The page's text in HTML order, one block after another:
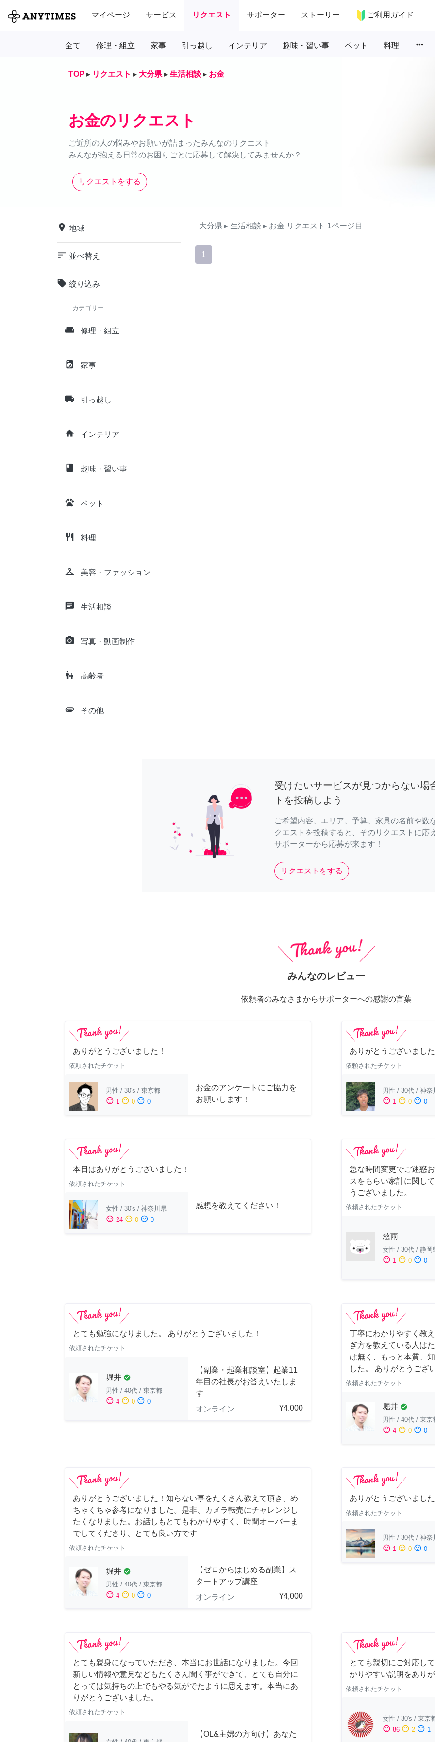
マイページ サービス リクエスト サポーター ストーリー ご利用ガイド
全て 修理・組立 家事 引っ越し インテリア 趣味・習い事 ペット 料理 more_horiz
TOP ▸ リクエスト ▸ 大分県 ▸ 生活相談 ▸ お金
お金のリクエスト
ご近所の人の悩みやお願いが詰まったみんなのリクエスト
みんなが抱える日常のお困りごとに応募して解決してみませんか？
リクエストをする
place 地域
sort 並べ替え
local_offer 絞り込み
カテゴリー
weekend 修理・組立
local_laundry_service 家事
local_shipping 引っ越し
home インテリア
class 趣味・習い事
pets ペット
restaurant 料理
checkroom 美容・ファッション
chat 生活相談
camera_alt 写真・動画制作
escalator_warning 高齢者
attachment その他
大分県 ▸ 生活相談 ▸ お金 リクエスト 1ページ目
1
受けたいサービスが見つからない場
トを投稿しよう
ご希望内容、エリア、予算、家具の名前や数
クエストを投稿すると、そのリクエストに応
サポーターから応募が来ます！
リクエストをする
みんなのレビュー
依頼者のみなさまからサポーターへの感謝の言葉
ありがとうございました！
依頼されたチケット
男性 / 30's / 東京都
sentiment_satisfied 1 sentiment_neutral 0 sentiment_dissatisfied 0
お金のアンケートにご協力を
お願いします！
ありがとうございました
依頼されたチケット
男性 / 30代 / 神奈
sentiment_satisfied 1 sentiment_neutral 0 sentiment_dissatisfied 0
本日はありがとうございました！
依頼されたチケット
女性 / 30's / 神奈川県
sentiment_satisfied 24 sentiment_neutral 0 sentiment_dissatisfied 0
感想を教えてください！
急な時間変更でご迷惑
スをもらい家計に関し
うございました。
依頼されたチケット
慈雨
女性 / 30代 / 静岡
sentiment_satisfied 1 sentiment_neutral 0 sentiment_dissatisfied 0
とても勉強になりました。 ありがとうございました！
依頼されたチケット
堀井 check_circle
男性 / 40代 / 東京都
sentiment_satisfied 4 sentiment_neutral 0 sentiment_dissatisfied 0
【副業・起業相談室】起業11
年目の社長がお答えいたしま
す
オンライン
¥4,000
丁寧にわかりやすく教
ぎ方を教えている人は
は無く、もっと本質、
した。 ありがとうござ
依頼されたチケット
堀井 check_circle
男性 / 40代 / 東京
sentiment_satisfied 4 sentiment_neutral 0 sentiment_dissatisfied 0
ありがとうございました！知らない事をたくさん教えて頂き、め
ちゃくちゃ参考になりました。是非、カメラ転売にチャレンジし
たくなりました。お話しもとてもわかりやすく、時間オーバーま
でしてくださり、とても良い方です！
依頼されたチケット
堀井 check_circle
男性 / 40代 / 東京都
sentiment_satisfied 4 sentiment_neutral 0 sentiment_dissatisfied 0
【ゼロからはじめる副業】ス
タートアップ講座
オンライン
¥4,000
ありがとうございました
依頼されたチケット
男性 / 30代 / 神奈
sentiment_satisfied 1 sentiment_neutral 0 sentiment_dissatisfied 0
とても親身になっていただき、本当にお世話になりました。今回
新しい情報や意見などもたくさん聞く事ができて、とても自分に
とっては気持ちの上でもやる気がでたように思えます。本当にあ
りがとうございました。
依頼されたチケット
【OL&主婦の方向け】あなた
とても親切にご対応し
かりやすい説明をあり
依頼されたチケット
女性 / 30's / 東京
sentiment_satisfied 86 sentiment_neutral 2 sentiment_dissatisfied 1